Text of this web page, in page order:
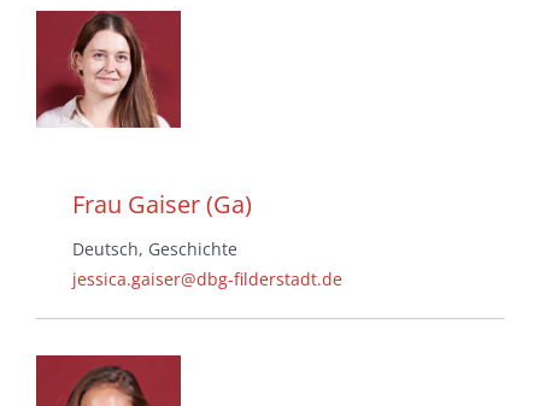
Frau Gaiser (Ga)
Deutsch, Geschichte
jessica.gaiser@dbg-filderstadt.de